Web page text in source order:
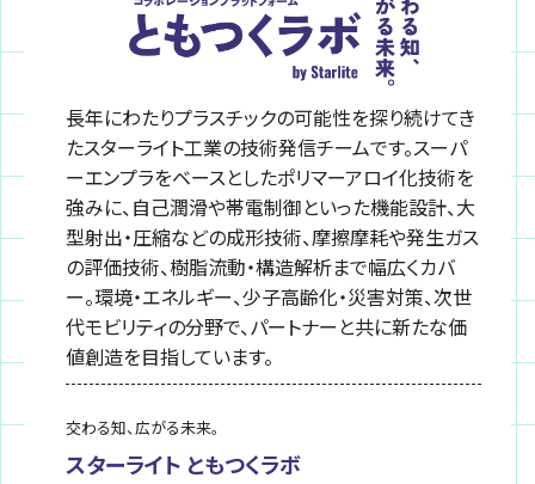
長年にわたりプラスチックの可能性を探り続けてき
たスターライト工業の技術発信チームです。スーパ
ーエンプラをベースとしたポリマーアロイ化技術を
強みに、自己潤滑や帯電制御といった機能設計、大
型射出・圧縮などの成形技術、摩擦摩耗や発生ガス
の評価技術、樹脂流動・構造解析まで幅広くカバ
ー。環境・エネルギー、少子高齢化・災害対策、次世
代モビリティの分野で、パートナーと共に新たな価
値創造を目指しています。
交わる知、広がる未来。
スターライト ともつくラボ